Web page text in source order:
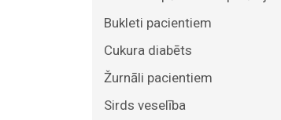
Bukleti pacientiem
Cukura diabēts
Žurnāli pacientiem
Sirds veselība